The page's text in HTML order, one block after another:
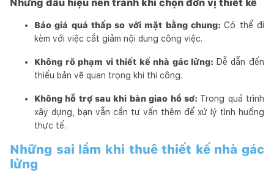
Những dấu hiệu nên tránh khi chọn đơn vị thiết kế
Báo giá quá thấp so với mặt bằng chung:Có thể đi
kèm với việc cắt giảm nội dung công việc.
Không rõ phạm vi thiết kế nhà gác lửng: Dễ dẫn đến
thiếu bản vẽ quan trọng khi thi công.
Không hỗ trợ sau khi bàn giao hồ sơ: Trong quá trình
xây dựng, bạn vẫn cần tư vấn thêm để xử lý tình huống
thực tế.
Những sai lầm khi thuê thiết kế nhà gác
lửng